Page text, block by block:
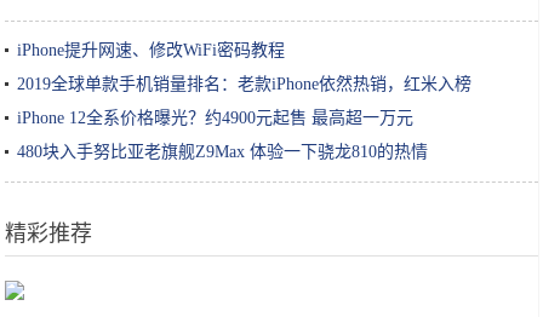
iPhone提升网速、修改WiFi密码教程
2019全球单款手机销量排名：老款iPhone依然热销，红米入榜
iPhone 12全系价格曝光？约4900元起售 最高超一万元
480块入手努比亚老旗舰Z9Max 体验一下骁龙810的热情
精彩推荐